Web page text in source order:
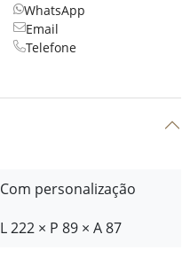
WhatsApp
Email
Telefone
Com personalização
L 222 × P 89 × A 87